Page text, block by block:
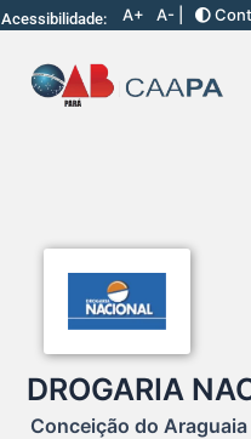
Acessibilidade: A+ A- |
DROGARIA
Conceição do Araguaia